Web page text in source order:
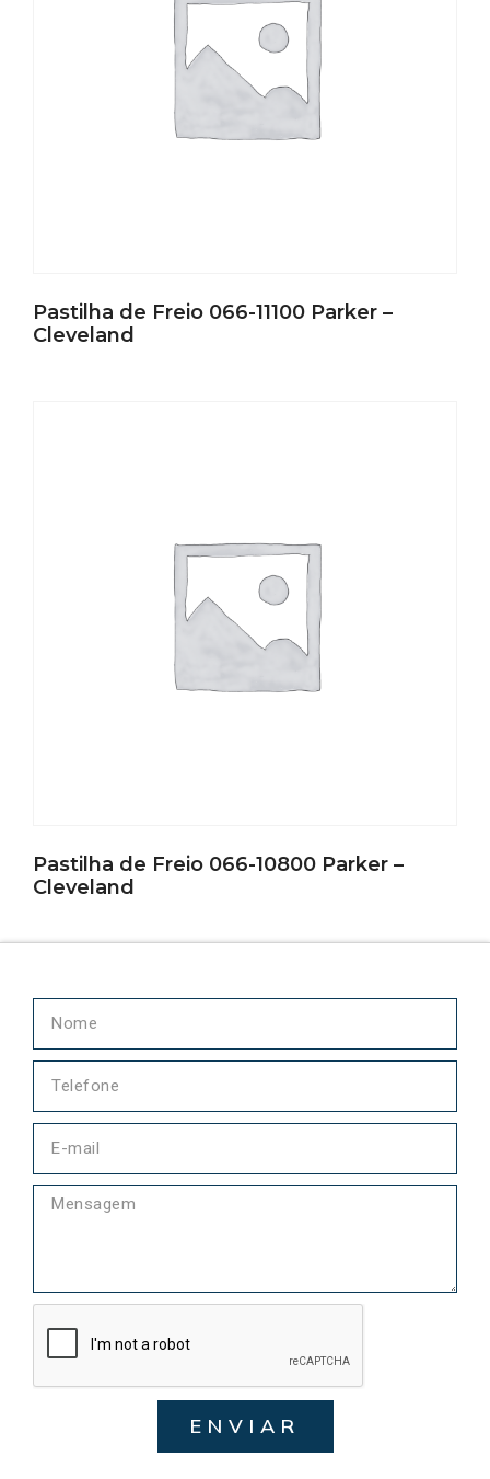
Pastilha de Freio 066-11100 Parker –
Cleveland
Pastilha de Freio 066-10800 Parker –
Cleveland
ENVIAR